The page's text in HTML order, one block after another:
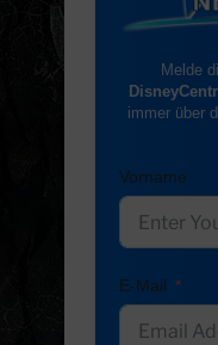
Melde
immer über
Vorname
E-Mail